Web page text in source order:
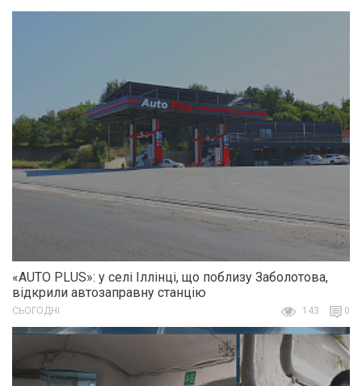
«AUTO PLUS»: у селі Іллінці, що поблизу Заболотова,
відкрили автозаправну станцію
СЬОГОДНІ 143 0